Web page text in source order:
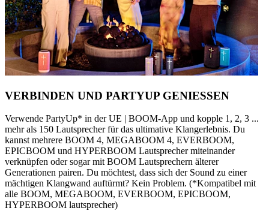
VERBINDEN UND PARTYUP GENIESSEN
Verwende PartyUp* in der UE | BOOM-App und kopple 1, 2, 3 ...
mehr als 150 Lautsprecher für das ultimative Klangerlebnis. Du
kannst mehrere BOOM 4, MEGABOOM 4, EVERBOOM,
EPICBOOM und HYPERBOOM Lautsprecher miteinander
verknüpfen oder sogar mit BOOM Lautsprechern älterer
Generationen pairen. Du möchtest, dass sich der Sound zu einer
mächtigen Klangwand auftürmt? Kein Problem. (*Kompatibel mit
alle BOOM, MEGABOOM, EVERBOOM, EPICBOOM,
HYPERBOOM lautsprecher)